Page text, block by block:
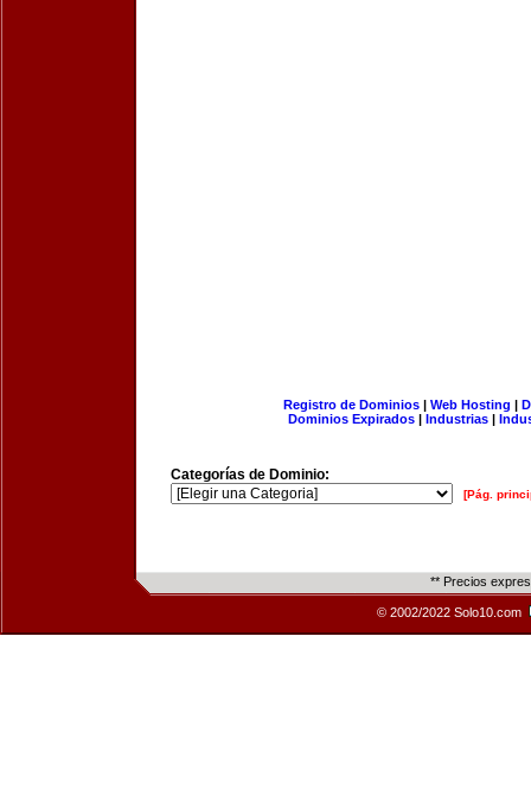
Registro de Dominios| Web Hosting |
Dominios Expirados | Industrias |
Categorías de Dominio:
[Pág.
** Precios
© 2002/2022 Solo10.com